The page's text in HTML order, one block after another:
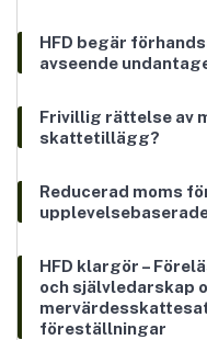
HFD begär
avseende
Frivillig rättelse av
skattetillägg?
Reducerad moms
HFD klargör –
och självledarskap
föreställningar